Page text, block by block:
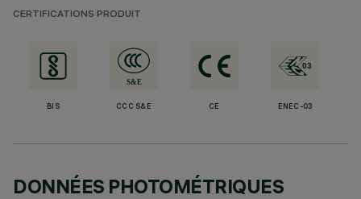
CERTIFICATIONS PRODUIT
BIS CCC S&E CE ENEC-03
DONNÉES PHOTOMÉTRIQUES